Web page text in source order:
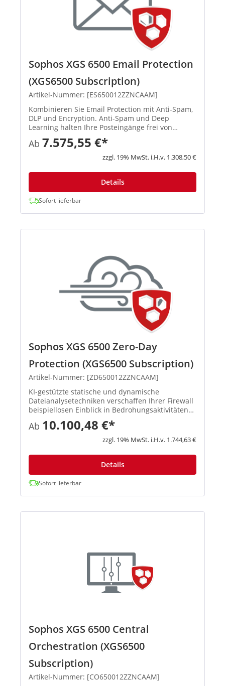
Sophos XGS 6500 Email Protection
(XGS6500 Subscription)
Artikel-Nummer: [ES650012ZZNCAAM]
Kombinieren Sie Email Protection mit Anti-Spam,
DLP und Encryption. Anti-Spam und Deep
Learning halten Ihre Posteingänge frei von
Bedrohungen, Spam und Phishing-Angriffen. DLP
und Verschlüsselungs-Technologien schützen
Ihre sensiblen Daten. Integrier...
Ab 7.575,55 €*
zzgl. 19% MwSt. i.H.v. 1.308,50 €
Details
Sofort lieferbar
Sophos XGS 6500 Zero-Day
Protection (XGS6500 Subscription)
Artikel-Nummer: [ZD650012ZZNCAAM]
KI-gestützte statische und dynamische
Dateianalysetechniken verschaffen Ihrer Firewall
beispiellosen Einblick in Bedrohungsaktivitäten
und identifizieren und blockieren so effektiv
Ransomware sowie andere bekannte und
unbekannte Bedrohungen. Mit d...
Ab 10.100,48 €*
zzgl. 19% MwSt. i.H.v. 1.744,63 €
Details
Sofort lieferbar
Sophos XGS 6500 Central
Orchestration (XGS6500
Subscription)
Artikel-Nummer: [CO650012ZZNCAAM]